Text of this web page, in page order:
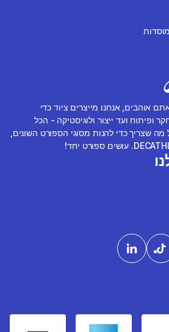
אוהבים, אנחנו מייצרים ציוד כדי
ופיתוח ועד ייצור ולוגיסטיקה - הכל
שצריך כדי להנות מסוגי הספורט השונים,